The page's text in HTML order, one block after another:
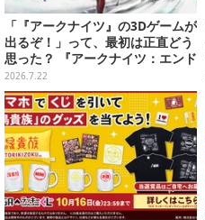
「『アークナイツ』の3Dゲームが
出るぞ！」って、最初は正直どう
思った？ 『アークナイツ：エンド
フィールド』リリース半年を機
に、4人のインフルエンサーに聞
いてみたーシリーズを“奥深く”ま
で追ってきたからこその視点【座
談会】
2026.7.22